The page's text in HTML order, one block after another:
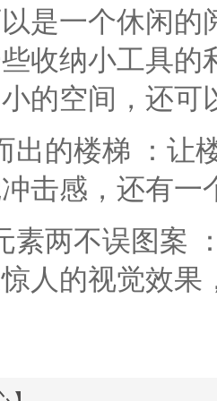
是一个休闲的
收纳小工具
的空间，还可
出的楼梯 ：让
击感，还有一
素两不误图案
人的视觉效果